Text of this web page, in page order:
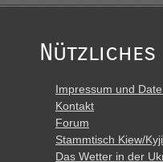
Nützliches
Impressum und
Kontakt
Forum
Stammtisch Kiew/
Das Wetter in der